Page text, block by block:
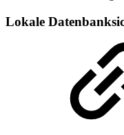
Lokale